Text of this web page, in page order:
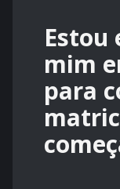
Estou
mim
para